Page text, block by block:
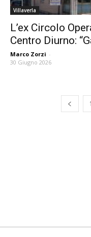
Villaverla
L’ex Circolo
Centro Diurno:
Marco Zorzi -
30 Giugno 2026
1